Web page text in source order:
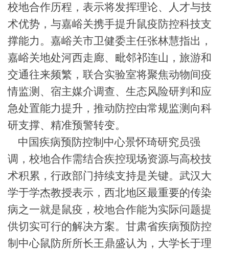
校地合作历程， 表示将发挥理论、人才与技
术优势，与嘉峪关携手提升鼠疫防控科技支
撑能力。嘉峪关市卫健委主任张林慧指出，
嘉峪关地处河西走廊、毗邻祁连山，旅游和
交通往来频繁，联合实验室将聚焦动物间疫
情监测、宿主媒介调查、生态风险研判和应
急处置能力提升，推动防控由常规监测向科
研支撑、精准预警转变。
中国疾病预防控制中心景怀琦研究员强
调，校地合作需结合疾控现场资源与高校技
术积累，行政部门持续支持是关键。武汉大
学于学杰教授表示，西北地区最重要的传染
病之一就是鼠疫，校地合作能为实际问题提
供切实可行的解决方案。甘肃省疾病预防控
制 中心鼠防所所长王鼎盛认为，大学长于理